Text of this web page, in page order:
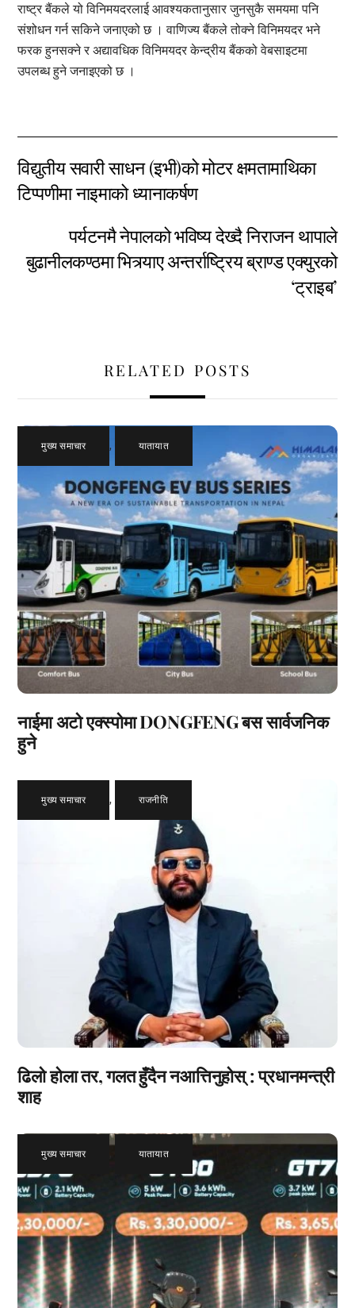
राष्ट्र बैंकले यो विनिमयदरलाई आवश्यकतानुसार जुनसुकै समयमा पनि
संशोधन गर्न सकिने जनाएको छ । वाणिज्य बैंकले तोक्ने विनिमयदर भने
फरक हुनसक्ने र अद्यावधिक विनिमयदर केन्द्रीय बैंकको वेबसाइटमा
उपलब्ध हुने जनाइएको छ ।
विद्युतीय सवारी साधन (इभी)को मोटर क्षमतामाथिका
टिप्पणीमा नाइमाको ध्यानाकर्षण
पर्यटनमै नेपालको भविष्य देख्दै निराजन थापाले
बुढानीलकण्ठमा भित्र्याए अन्तर्राष्ट्रिय ब्राण्ड एक्युरको
‘ट्राइब’
RELATED POSTS
मुख्य समाचार , यातायात
नाईमा अटो एक्स्पोमा DONGFENG बस सार्वजनिक
हुने
मुख्य समाचार , राजनीति
ढिलो होला तर, गलत हुँदैन नआत्तिनुहोस् : प्रधानमन्त्री
शाह
मुख्य समाचार यातायात